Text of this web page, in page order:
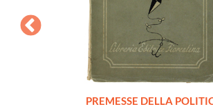
PREMESSE DELLA